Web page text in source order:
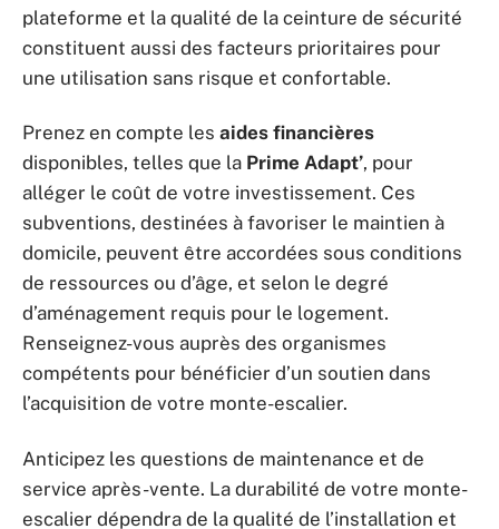
plateforme et la qualité de la ceinture de sécurité
constituent aussi des facteurs prioritaires pour
une utilisation sans risque et confortable.
Prenez en compte les aides financières
disponibles, telles que la Prime Adapt’, pour
alléger le coût de votre investissement. Ces
subventions, destinées à favoriser le maintien à
domicile, peuvent être accordées sous conditions
de ressources ou d’âge, et selon le degré
d’aménagement requis pour le logement.
Renseignez-vous auprès des organismes
compétents pour bénéficier d’un soutien dans
l’acquisition de votre monte-escalier.
Anticipez les questions de maintenance et de
service après-vente. La durabilité de votre monte-
escalier dépendra de la qualité de l’installation et